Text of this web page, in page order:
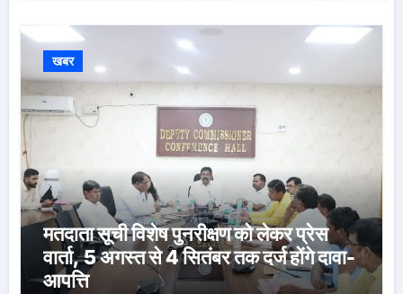
खबर
मतदाता सूची विशेष पुनरीक्षण को लेकर प्रेस
वार्ता, 5 अगस्त से 4 सितंबर तक दर्ज होंगे दावा-
आपत्ति